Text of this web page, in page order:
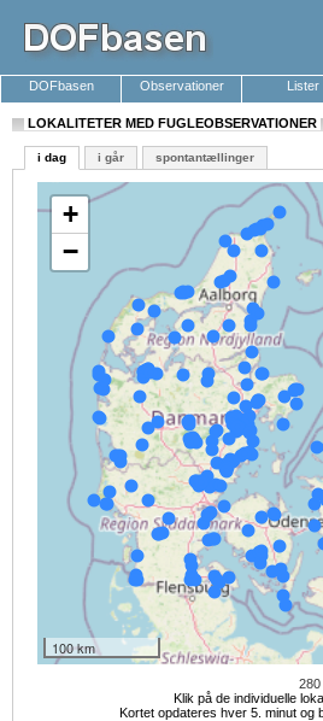
DOFbasen Observationer Lister
LOKALITETER MED FUGLEOBSERVATIONER
i dag i går spontantællinger
+
−
100 km
280
Klik på de individuelle
Kortet opdateres hver 5. minut og